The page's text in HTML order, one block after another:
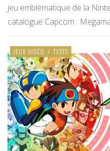
jeu emblématique de la
catalogue Capcom :
JEUX VIDÉO / TESTS